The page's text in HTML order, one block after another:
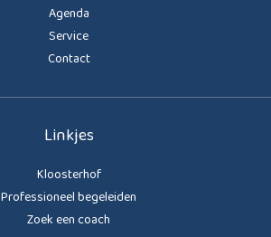
Agenda
Service
Contact
Linkjes
Kloosterhof
Professioneel begeleiden
Zoek een coach